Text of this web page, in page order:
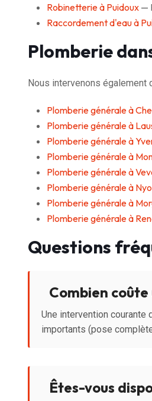
Robinetterie à Puidoux —
Raccordement d'eau à
Plomberie
Nous intervenons également
Plomberie générale à
Plomberie générale à
Plomberie générale à
Plomberie générale à
Plomberie générale à
Plomberie générale à
Plomberie générale à
Plomberie générale à
Questions
Combien
Une intervention courante
importants (pose
Êtes-vous